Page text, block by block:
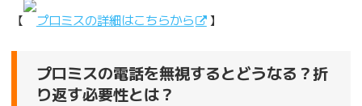
【 プロミスの詳細はこちらから 】
プロミスの電話を無視するとどうなる？折
り返す必要性とは？